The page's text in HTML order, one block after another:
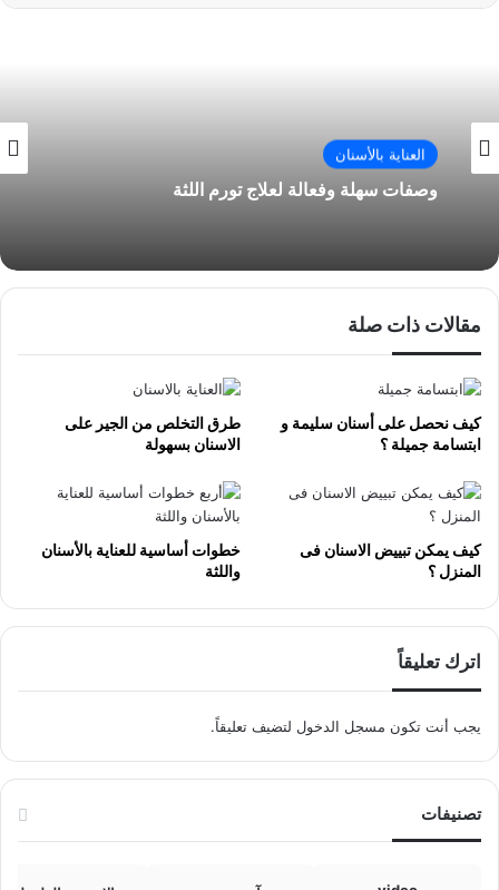
العناية بالأسنان
وصفات سهلة وفعالة لعلاج تورم اللثة
مقالات ذات صلة
كيف نحصل على أسنان سليمة و
ابتسامة جميلة ؟
طرق التخلص من الجير على
الاسنان بسهولة
كيف يمكن تبييض الاسنان فى
المنزل ؟
خطوات أساسية للعناية بالأسنان
واللثة
اترك تعليقاً
يجب أنت تكون مسجل الدخول لتضيف تعليقاً.
تصنيفات